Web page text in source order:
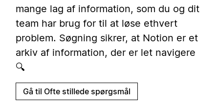
mange lag af information, som du og dit
team har brug for til at løse ethvert
problem. Søgning sikrer, at Notion er et
arkiv af information, der er let navigere
🔍
Gå til Ofte stillede spørgsmål